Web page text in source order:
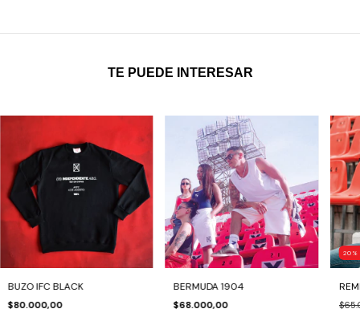
TE PUEDE INTERESAR
BUZO IFC BLACK
$80.000,00
BERMUDA 1904
$68.000,00
20